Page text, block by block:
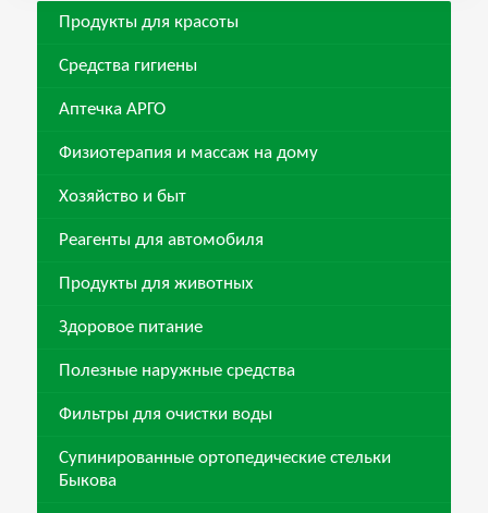
Продукты для красоты
Средства гигиены
Аптечка АРГО
Физиотерапия и массаж на дому
Хозяйство и быт
Реагенты для автомобиля
Продукты для животных
Здоровое питание
Полезные наружные средства
Фильтры для очистки воды
Супинированные ортопедические стельки
Быкова